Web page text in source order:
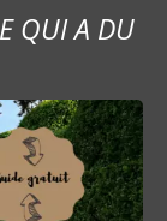
QUI A DU